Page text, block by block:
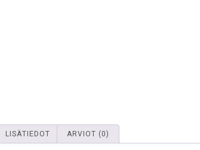
LISÄTIEDOT ARVIOT (0)